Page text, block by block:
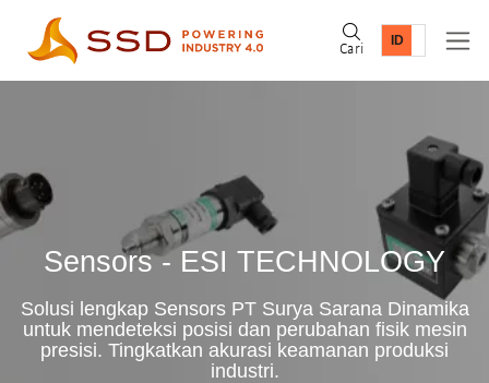
Cari
Sensors - ESI TECHNOLOGY
Solusi lengkap Sensors PT Surya Sarana Dinamika
untuk mendeteksi posisi dan perubahan fisik mesin
presisi. Tingkatkan akurasi keamanan produksi
industri.